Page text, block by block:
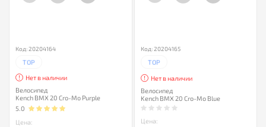
Код: 20204164
TOP
Нет в наличии
Велосипед
Kench BMX 20 Cro-Mo Purple
5.0
Цена:
Код: 20204165
TOP
Нет в наличии
Велосипед
Kench BMX 20 Cro-Mo Blue
Цена: